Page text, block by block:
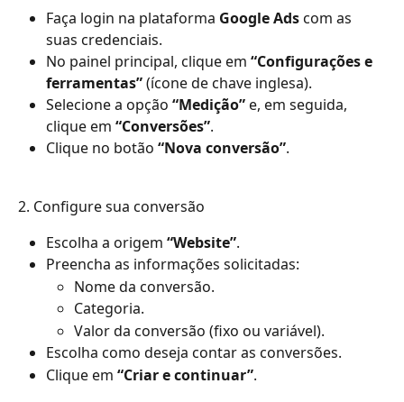
Faça login na plataforma Google Ads com as
suas credenciais.
No painel principal, clique em “Configurações e
ferramentas” (ícone de chave inglesa).
Selecione a opção “Medição” e, em seguida,
clique em “Conversões”.
Clique no botão “Nova conversão”.
2. Configure sua conversão
Escolha a origem “Website”.
Preencha as informações solicitadas:
Nome da conversão.
Categoria.
Valor da conversão (fixo ou variável).
Escolha como deseja contar as conversões.
Clique em “Criar e continuar”.